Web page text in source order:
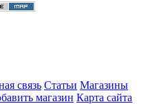
связь Статьи Магазины
магазин Карта сайта